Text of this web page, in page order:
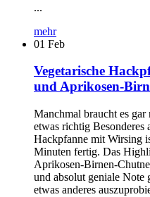
...
mehr
01 Feb
Vegetarische
und Aprikosen-
Manchmal braucht es
etwas richtig Besonderes
Hackpfanne mit Wirsing
Minuten fertig. Das
Aprikosen-Birnen-
und absolut geniale Note
etwas anderes